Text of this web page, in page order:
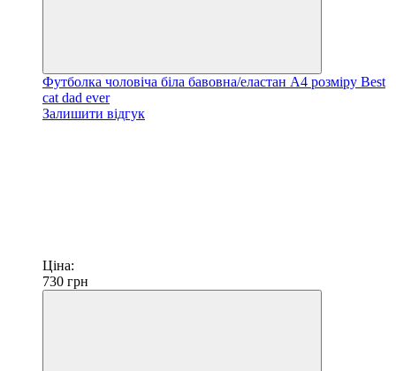
Футболка чоловіча біла бавовна/еластан А4 розміру Best
cat dad ever
Залишити відгук
Ціна:
730 грн